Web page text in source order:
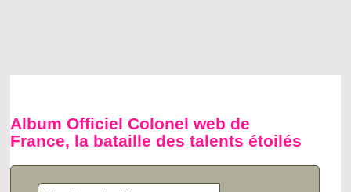
Album Officiel Colonel web de
France, la bataille des talents étoilés